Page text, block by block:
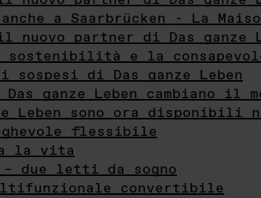
anche a Saarbrücken - La
partner di Das ganze
sostenibilità e la
sospesi di Das ganze Leben
ganze Leben cambiano il
Leben sono ora disponibili
flessibile
la vita
– due letti da sogno
convertibile